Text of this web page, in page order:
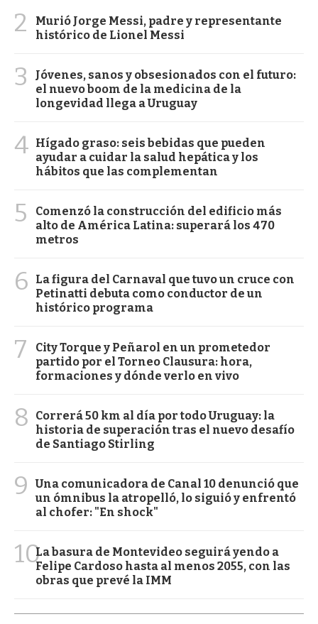
2
Murió Jorge Messi, padre y representante
histórico de Lionel Messi
3
Jóvenes, sanos y obsesionados con el futuro:
el nuevo boom de la medicina de la
longevidad llega a Uruguay
4 Hígado graso: seis bebidas que pueden
ayudar a cuidar la salud hepática y los
hábitos que las complementan
5
Comenzó la construcción del edificio más
alto de América Latina: superará los 470
metros
6
La figura del Carnaval que tuvo un cruce con
Petinatti debuta como conductor de un
histórico programa
7
City Torque y Peñarol en un prometedor
partido por el Torneo Clausura: hora,
formaciones y dónde verlo en vivo
8
Correrá 50 km al día por todo Uruguay: la
historia de superación tras el nuevo desafío
de Santiago Stirling
9
Una comunicadora de Canal 10 denunció que
un ómnibus la atropelló, lo siguió y enfrentó
al chofer: "En shock"
10La basura de Montevideo seguirá yendo a
Felipe Cardoso hasta al menos 2055, con las
obras que prevé la IMM